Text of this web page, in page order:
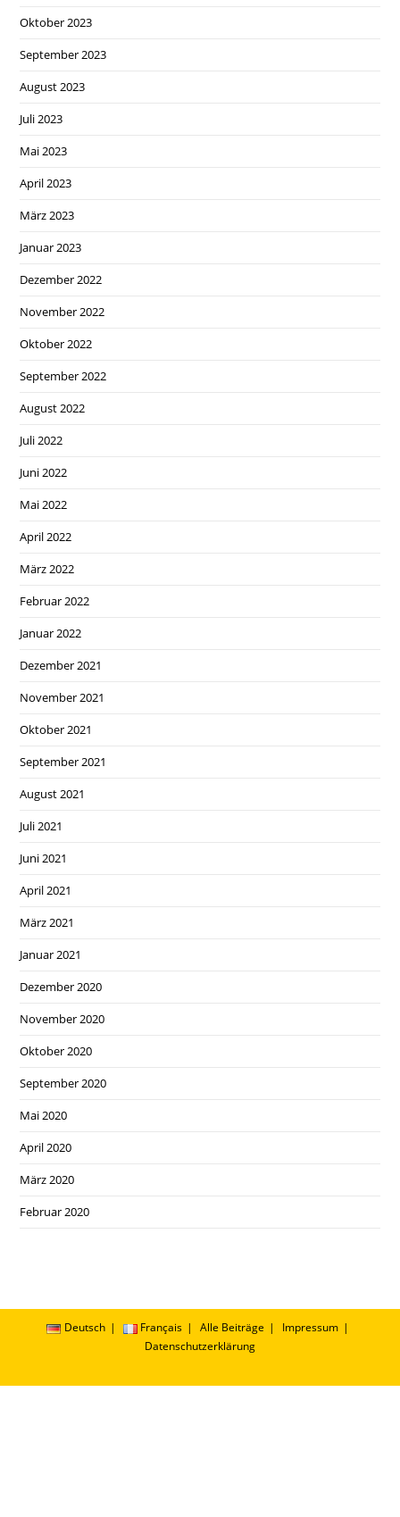
Oktober 2023
September 2023
August 2023
Juli 2023
Mai 2023
April 2023
März 2023
Januar 2023
Dezember 2022
November 2022
Oktober 2022
September 2022
August 2022
Juli 2022
Juni 2022
Mai 2022
April 2022
März 2022
Februar 2022
Januar 2022
Dezember 2021
November 2021
Oktober 2021
September 2021
August 2021
Juli 2021
Juni 2021
April 2021
März 2021
Januar 2021
Dezember 2020
November 2020
Oktober 2020
September 2020
Mai 2020
April 2020
März 2020
Februar 2020
Deutsch Français Alle Beiträge
Impressum
Datenschutzerklärung